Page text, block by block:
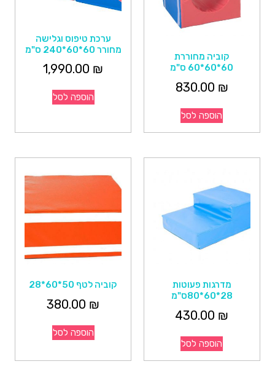
קוביה מחוררת
60*60*60 ס"מ
830.00 ₪
הוספה לסל
ערכת טיפוס וגלישה
מחורר 60*60*240 ס"מ
1,990.00 ₪
הוספה לסל
מדרגות פעוטות
28*60*80ס"מ
430.00 ₪
הוספה לסל
קוביה לטף 50*60*28
380.00 ₪
הוספה לסל